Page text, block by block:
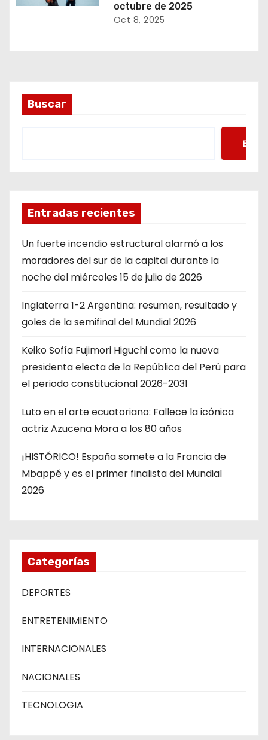
octubre de 2025
Oct 8, 2025
Buscar
Entradas recientes
Un fuerte incendio estructural alarmó a los
moradores del sur de la capital durante la
noche del miércoles 15 de julio de 2026
Inglaterra 1-2 Argentina: resumen, resultado y
goles de la semifinal del Mundial 2026
Keiko Sofía Fujimori Higuchi como la nueva
presidenta electa de la República del Perú para
el periodo constitucional 2026-2031
Luto en el arte ecuatoriano: Fallece la icónica
actriz Azucena Mora a los 80 años
¡HISTÓRICO! España somete a la Francia de
Mbappé y es el primer finalista del Mundial
2026
Categorías
DEPORTES
ENTRETENIMIENTO
INTERNACIONALES
NACIONALES
TECNOLOGIA